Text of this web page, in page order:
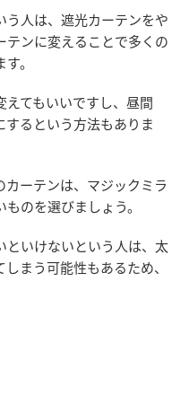
人は、遮光カーテンをや
テンに変えることで多くの
。
てもいいですし、昼間
るという方法もありま
ーテンは、マジックミラ
のを選びましょう。
といけないという人は、太
まう可能性もあるため、